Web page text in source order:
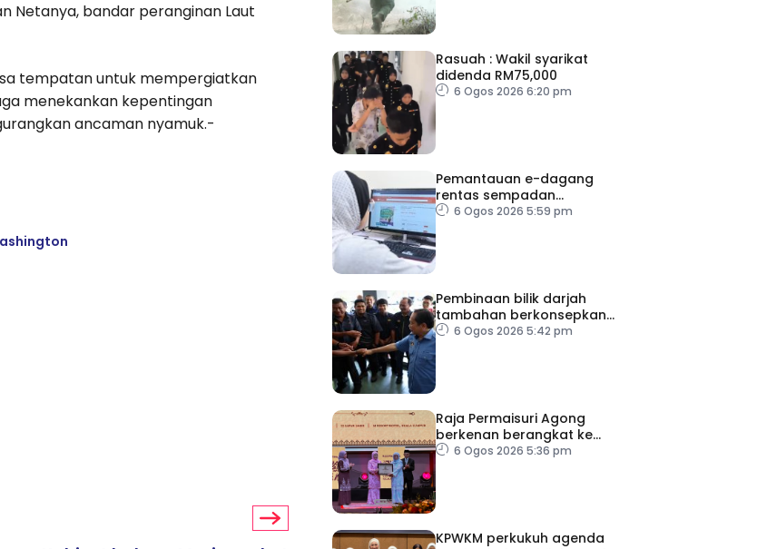
Netanya, bandar peranginan Laut
tempatan untuk mempergiatkan
menekankan kepentingan
ancaman nyamuk.-
Rasuah : Wakil syarikat
didenda RM75,000
6 Ogos 2026 6:20 pm
Pemantauan e-dagang
rentas sempadan
diperketat, pastikan
6 Ogos 2026 5:59 pm
Pembinaan bilik darjah
tambahan berkonsepkan
MPS di sekolah terpilih,
6 Ogos 2026 5:42 pm
Raja Permaisuri Agong
berkenan berangkat ke
Majlis Anugerah Sastera
6 Ogos 2026 5:36 pm
KPWKM perkukuh agenda